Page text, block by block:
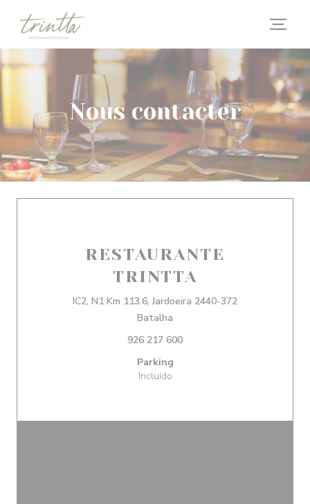
Nous contacter
RESTAURANTE
TRINTTA
IC2, N1 Km 113.6, Jardoeira 2440-372
Batalha
926 217 600
Parking
Incluído